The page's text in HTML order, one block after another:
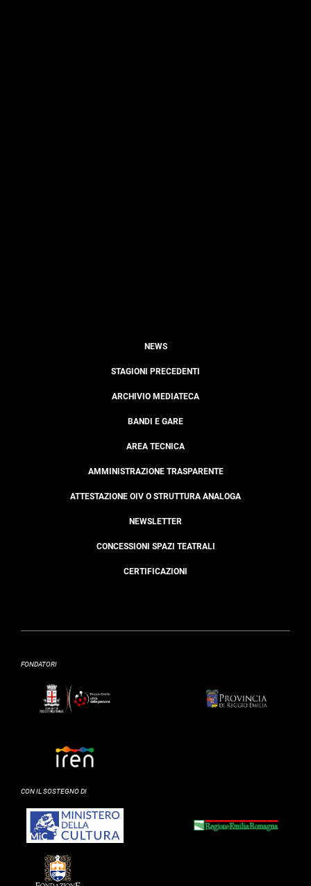
NEWS
STAGIONI PRECEDENTI
ARCHIVIO MEDIATECA
BANDI E GARE
AREA TECNICA
AMMINISTRAZIONE TRASPARENTE
ATTESTAZIONE OIV O STRUTTURA ANALOGA
NEWSLETTER
CONCESSIONI SPAZI TEATRALI
CERTIFICAZIONI
FONDATORI
CON IL SOSTEGNO DI